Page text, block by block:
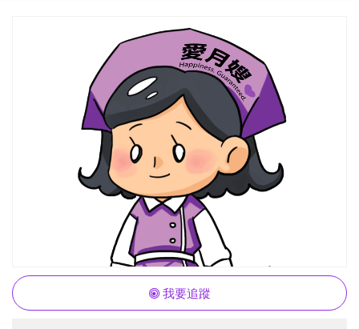
我要追蹤